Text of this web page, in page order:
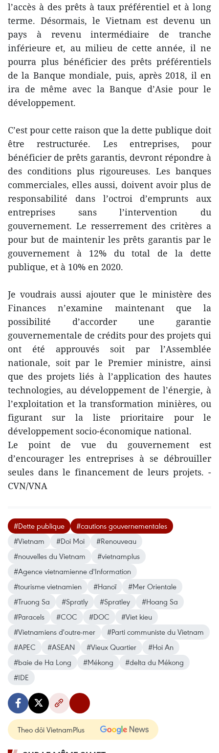
l’accès à des prêts à taux préférentiel et à long
terme. Désormais, le Vietnam est devenu un
pays à revenu intermédiaire de tranche
inférieure et, au milieu de cette année, il ne
pourra plus bénéficier des prêts préférentiels
de la Banque mondiale, puis, après 2018, il en
ira de même avec la Banque d’Asie pour le
développement.
C’est pour cette raison que la dette publique doit
être restructurée. Les entreprises, pour
bénéficier de prêts garantis, devront répondre à
des conditions plus rigoureuses. Les banques
commerciales, elles aussi, doivent avoir plus de
responsabilité dans l’octroi d’emprunts aux
entreprises sans l’intervention du
gouvernement. Le resserrement des critères a
pour but de maintenir les prêts garantis par le
gouvernement à 12% du total de la dette
publique, et à 10% en 2020.
Je voudrais aussi ajouter que le ministère des
Finances n’examine maintenant que la
possibilité d’accorder une garantie
gouvernementale de crédits pour des projets qui
ont été approuvés soit par l’Assemblée
nationale, soit par le Premier ministre, ainsi
que des projets liés à l’application des hautes
technologies, au développement de l’énergie, à
l’exploitation et la transformation minières, ou
figurant sur la liste prioritaire pour le
développement socio-économique national.
Le point de vue du gouvernement est
d’encourager les entreprises à se débrouiller
seules dans le financement de leurs projets. -
CVN/VNA
#Dette publique
#cautions gouvernementales
#Vietnam
#Doi Moi
#Renouveau
#nouvelles du Vietnam
#vietnamplus
#Agence vietnamienne d'Information
#tourisme vietnamien
#Hanoï
#Mer Orientale
#Truong Sa
#Spratly #Spratley
#Hoang Sa
#Paracels
#COC #DOC
#Viet kieu
#Vietnamiens d'outre-mer
#Parti communiste du Vietnam
#APEC
#ASEAN #Vieux Quartier
#Hoi An
#baie de Ha Long
#Mékong
#delta du Mékong
#IDE
Theo dõi VietnamPlus